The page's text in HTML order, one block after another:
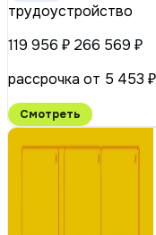
трудоустройство
119 956 ₽ 266 569 ₽
рассрочка от 5 453
Смотреть